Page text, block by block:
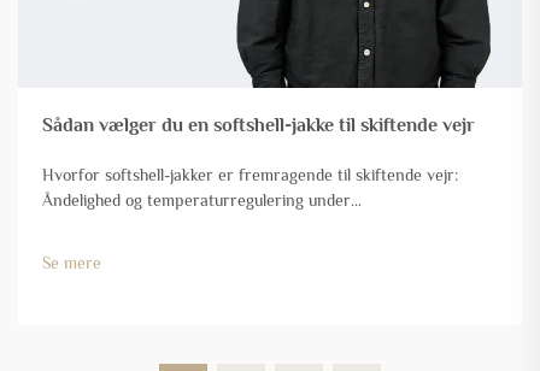
Sådan vælger du en softshell-jakke til skiftende vejr
Hvorfor softshell-jakker er fremragende til skiftende vejr:
Åndelighed og temperaturregulering under
Se mere